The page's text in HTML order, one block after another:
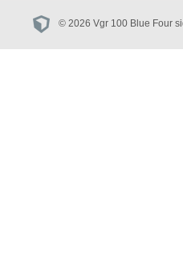
© 2026 Vgr 100 Blue Four